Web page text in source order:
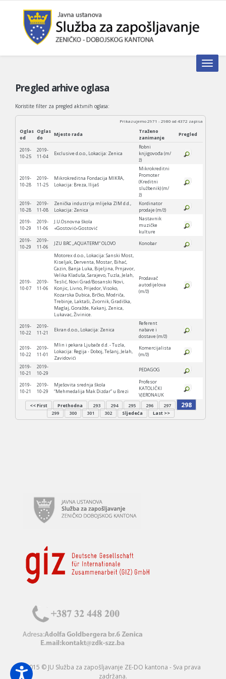
Toggle
Pregled arhive oglasa
Koristite filter za pregled aktvnih oglasa:
Prikazujemo 2971 - 2980 od 4372 zapisa
Oglas
od
Oglas
do
Mjesto rada
Traženo
zanimanje
Pregled
2019-
10-25
2019-
11-04
Exclusive d.o.o., Lokacija: Zenica
Robni
knjigovođa (m/
ž)
2019-
10-28
2019-
11-25
Mikrokreditna Fondacija MIKRA,
Lokacija: Breza, Ilijaš
Mikrokreditni
Promoter
(Kreditni
službenik) (m/
ž)
2019-
10-28
2019-
11-08
Zenička industrija mlijeka ZIM d.d.,
Lokacija: Zenica
Kordinator
prodaje (m/ž)
2019-
10-29
2019-
11-06
J.U.Osnovna škola
«Gostović»Gostović
Nastavnik
muzičke
kulture
2019-
10-29
2019-
11-06
JZU BRC „AQUATERM“ OLOVO Konobar
2019-
10-07
2019-
11-06
Motorex d.o.o., Lokacija: Sanski Most,
Kiseljak, Derventa, Mostar, Bihać,
Cazin, Banja Luka, Bijeljina, Prnjavor,
Velika Kladuša, Sarajevo, Tuzla, Jelah,
Teslić, Novi Grad/Bosanski Novi,
Konjic, Livno, Prijedor, Visoko,
Kozarska Dubica, Brčko, Modriča,
Trebinje, Laktaši, Zvornik, Gradiška,
Maglaj, Goražde, Kakanj, Zenica,
Lukavac, Živinice.
Prodavač
autodijelova
(m/ž)
2019-
10-22
2019-
11-21
Ekran d.o.o., Lokacija: Zenica
Referent
nabave i
dostave (m/ž)
2019-
10-22
2019-
11-01
Mlin i pekara Ljubače d.d. - Tuzla,
Lokacija: Regija - Doboj, Tešanj, Jelah,
Zavidovići
Komercijalista
(m/ž)
2019-
10-21
2019-
10-29
PEDAGOG
2019-
10-21
2019-
10-29
Mješovita srednja škola
“Mehmedalija Mak Dizdar” u Brezi
Profesor
KATOLIČKI
VJERONAUK
<< First
Prethodna 293 294 295 296 297 298
299 300 301 302 Sljedeća Last >>
2015 © JU Služba za zapošljavanje ZE-DO kantona - Sva prava
zadržana.